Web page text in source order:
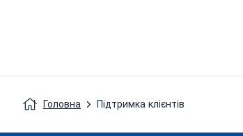
Головна Підтримка клієнтів